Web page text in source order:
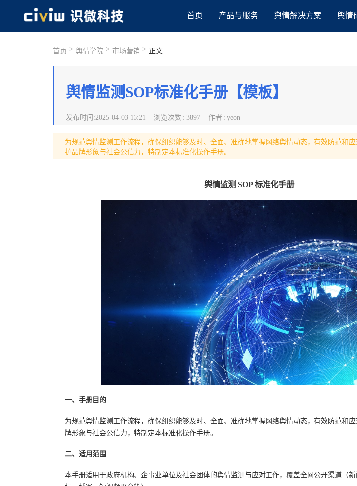
首页 产品与服务 舆情解决方案 舆情
首页 > 舆情学院 > 市场营销 > 正文
舆情监测SOP标准化手册【模板】
发布时间 :2025-04-03 16:21 浏览次数 : 3897 作者 : yeon
为规范舆情监测工作流程，确保组织能够及时、全面、准确地掌握网络舆情动态，有效防范和
护品牌形象与社会公信力，特制定本标准化操作手册。
舆情监测 SOP 标准化手册
一、手册目的
为规范舆情监测工作流程，确保组织能够及时、全面、准确地掌握网络舆情动态，有效防范和
牌形象与社会公信力，特制定本标准化操作手册。
二、适用范围
本手册适用于政府机构、企事业单位及社会团体的舆情监测与应对工作，覆盖全网公开渠道（